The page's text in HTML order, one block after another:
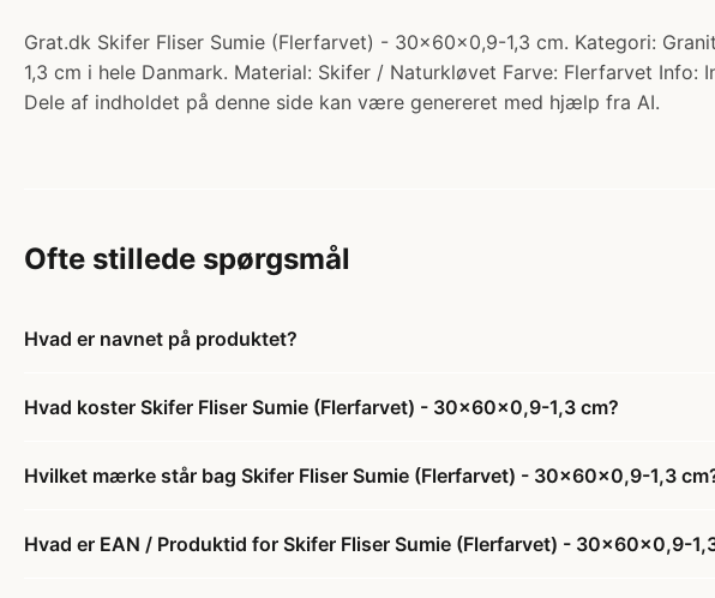
Grat.dk Skifer Fliser Sumie (Flerfarvet) - 30x60x0,9-1,3 cm. Kategori:
1,3 cm i hele Danmark. Material: Skifer / Naturkløvet Farve: Flerfarvet Info:
Dele af indholdet på denne side kan være genereret med hjælp fra AI.
Ofte stillede spørgsmål
Hvad er navnet på produktet?
Hvad koster Skifer Fliser Sumie (Flerfarvet) - 30x60x0,9-1,3 cm?
Hvilket mærke står bag Skifer Fliser Sumie (Flerfarvet) - 30x60x0,9-1,3
Hvad er EAN / Produktid for Skifer Fliser Sumie (Flerfarvet) - 30x60x0,9-